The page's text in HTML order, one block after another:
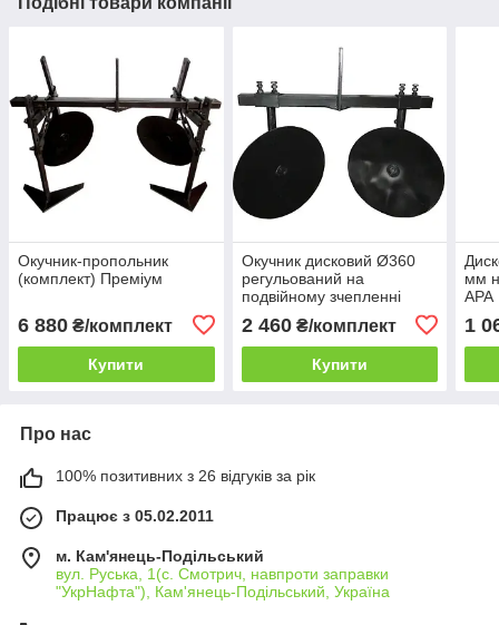
Окучник-пропольник
(комплект) Преміум
6 880 ₴/комплект
Купити
Окучник дисковий Ø360
регульований на
подвійному зчепленні
2 460₴/комплект
Купити
мм
АРА
1
Про нас
100% позитивних з 26 відгуків за рік
Працює з 05.02.2011
м. Кам'янець-Подільський
вул. Руська, 1(с. Смотрич, навпроти заправки
"УкрНафта"), Кам'янець-Подільський, Україна